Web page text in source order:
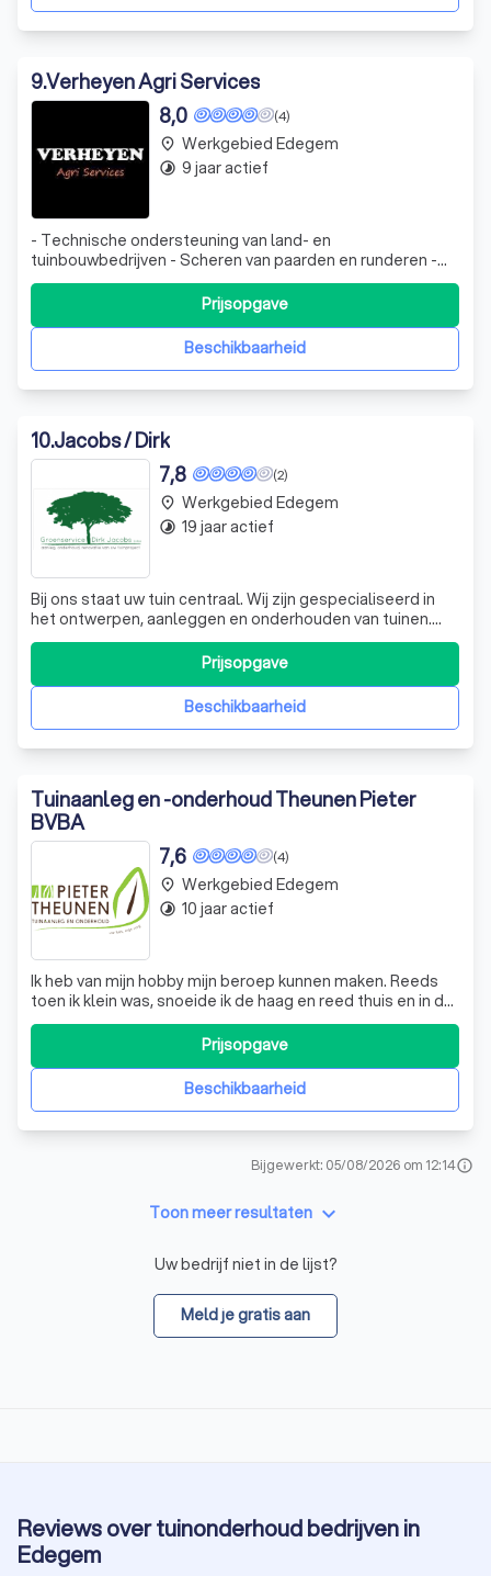
9.Verheyen Agri Services
(4)
8,0
- Technische ondersteuning van land- en
tuinbouwbedrijven - Scheren van paarden en runderen -
Montage werkzaamheden - Tuin werken
Beschikbaarheid
Prijsopgave
place Werkgebied Edegem
timelapse 9 jaar actief
10.Jacobs / Dirk
(2)
7,8
Bij ons staat uw tuin centraal. Wij zijn gespecialiseerd in
het ontwerpen, aanleggen en onderhouden van tuinen.
Onze expertise omvat alle soorten snoeiwerken, het
snoeien en vellen van bomen, en het aanleggen van
terrassen in tropisch hardhout. Daarnaast bieden we ook
verhardingen, tuinbergingen en
Beschikbaarheid
Prijsopgave
place Werkgebied Edegem
timelapse 19 jaar actief
Tuinaanleg en -onderhoud Theunen Pieter
BVBA
(4)
7,6
Ik heb van mijn hobby mijn beroep kunnen maken. Reeds
toen ik klein was, snoeide ik de haag en reed thuis en in de
buurt het gras af. Ik had dan ook al vroeg (letterlijk en
figuurlijk) groene vingers. Mij passie is het realiseren van
een mooie tuin. Het werken in de natuur en het contact
met de mens
Beschikbaarheid
Prijsopgave
place Werkgebied Edegem
timelapse 10 jaar actief
Bijgewerkt: 05/08/2026 om 12:14info
Toon meer resultaten keyboard_arrow_down
Uw bedrijf niet in de lijst?
Meld je gratis aan
Reviews over tuinonderhoud bedrijven in
Edegem